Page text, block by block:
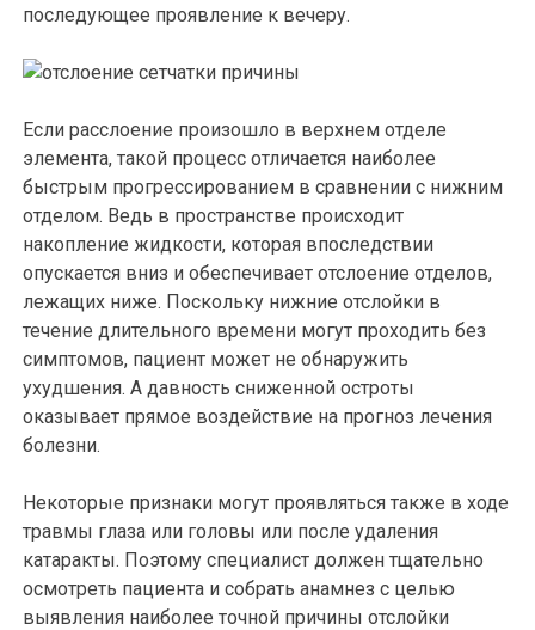
последующее проявление к вечеру.
Если расслоение произошло в верхнем отделе
элемента, такой процесс отличается наиболее
быстрым прогрессированием в сравнении с нижним
отделом. Ведь в пространстве происходит
накопление жидкости, которая впоследствии
опускается вниз и обеспечивает отслоение отделов,
лежащих ниже. Поскольку нижние отслойки в
течение длительного времени могут проходить без
симптомов, пациент может не обнаружить
ухудшения. А давность сниженной остроты
оказывает прямое воздействие на прогноз лечения
болезни.
Некоторые признаки могут проявляться также в ходе
травмы глаза или головы или после удаления
катаракты. Поэтому специалист должен тщательно
осмотреть пациента и собрать анамнез с целью
выявления наиболее точной причины отслойки